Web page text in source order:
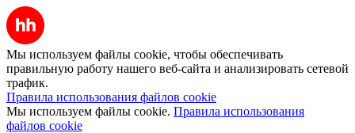
Мы используем файлы cookie, чтобы обеспечивать
правильную работу нашего веб-сайта и анализировать сетевой
трафик.
Правила использования файлов cookie
Мы используем файлы cookie. Правила использования
файлов cookie